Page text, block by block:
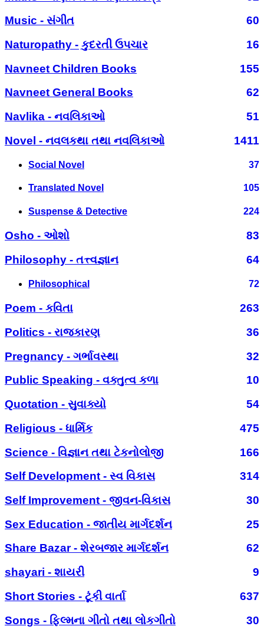
Music - સંગીત
60
Naturopathy - કુદરતી ઉપચાર
16
Navneet Children Books
155
Navneet General Books
62
Navlika - નવલિકાઓ
51
Novel - નવલકથા તથા નવલિકાઓ
1411
Social Novel 37
Translated Novel 105
Suspense & Detective 224
Osho - ઓશો
83
Philosophy - તત્ત્વજ્ઞાન
64
Philosophical 72
Poem - કવિતા
263
Politics - રાજકારણ
36
Pregnancy - ગર્ભાવસ્થા
32
Public Speaking - વક્તુત્વ કળા
10
Quotation - સુવાક્યો
54
Religious - ધાર્મિક
475
Science - વિજ્ઞાન તથા ટેકનોલોજી
166
Self Development - સ્વ વિકાસ
314
Self Improvement - જીવન-વિકાસ
30
Sex Education - જાતીય માર્ગદર્શન
25
Share Bazar - શેરબજાર માર્ગદર્શન
62
shayari - શાયરી
9
Short Stories - ટૂંકી વાર્તા
637
Songs - ફિલ્મના ગીતો તથા લોકગીતો
30